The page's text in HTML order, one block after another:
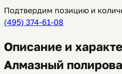
Подтвердим позицию и
(495) 374-61-08
Описание и
Алмазный